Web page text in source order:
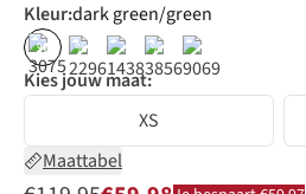
Kleur:dark green/green
% % %
Kies jouw maat:
XS
Maattabel